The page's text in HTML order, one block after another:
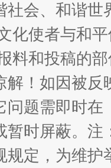
如何以
社会、和谐
化使者与和
料和投稿的
解！如因被
问题需即时在
暂时屏蔽。
规定，为维